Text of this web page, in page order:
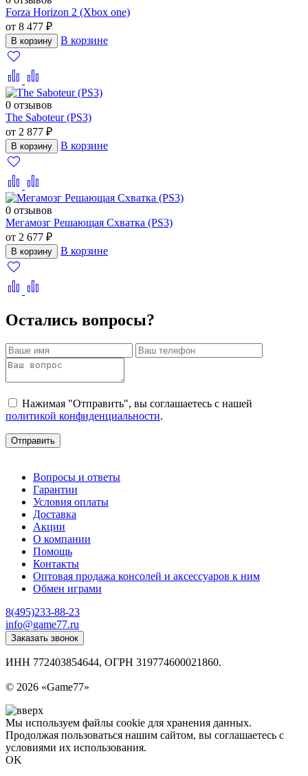
Forza Horizon 2 (Xbox one)
от 8 477 ₽
В корзину В корзине
0 отзывов
The Saboteur (PS3)
от 2 877 ₽
В корзину В корзине
0 отзывов
Мегамозг Решающая Схватка (PS3)
от 2 677 ₽
В корзину В корзине
Остались вопросы?
Нажимая "Отправить", вы соглашаетесь с нашей
политикой конфиденциальности.
Отправить
Вопросы и ответы
Гарантии
Условия оплаты
Доставка
Акции
О компании
Помощь
Контакты
Оптовая продажа консолей и аксессуаров к ним
Обмен играми
8(495)233-88-23
info@game77.ru
Заказать звонок
ИНН 772403854644, ОГРН 319774600021860.
© 2026 «Game77»
Мы используем файлы cookie для хранения данных.
Продолжая пользоваться нашим сайтом, вы соглашаетесь с
условиями их использования.
OK